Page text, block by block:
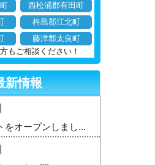
西松浦郡有田町
杵島郡江北町
藤津郡太良町
もご相談ください！
新情報
をオープンしまし...